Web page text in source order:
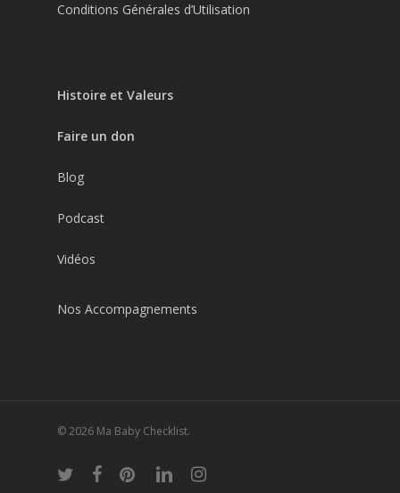
Conditions Générales d’Utilisation
Histoire et Valeurs
Faire un don
Blog
Podcast
Vidéos
Nos Accompagnements
© 2026 Ma Baby Checklist.
twitter facebookpinterestlinkedininstagram